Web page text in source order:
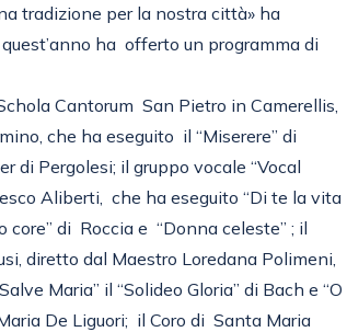
tradizione per la nostra città» ha
ha offerto un programma di
Cantorum San Pietro in Camerellis,
che ha eseguito il “Miserere” di
di Pergolesi; il gruppo vocale “Vocal
Aliberti, che ha eseguito “Di te la vita
core” di Roccia e “Donna celeste” ; il
diretto dal Maestro Loredana Polimeni,
Maria” il “Solideo Gloria” di Bach e “O
De Liguori; il Coro di Santa Maria